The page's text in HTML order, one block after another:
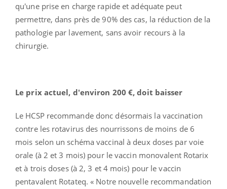
qu'une prise en charge rapide et adéquate peut
permettre, dans près de 90% des cas, la réduction de la
pathologie par lavement, sans avoir recours à la
chirurgie.
Le prix actuel, d'environ 200 €, doit baisser
Le HCSP recommande donc désormais la vaccination
contre les rotavirus des nourrissons de moins de 6
mois selon un schéma vaccinal à deux doses par voie
orale (à 2 et 3 mois) pour le vaccin monovalent Rotarix
et à trois doses (à 2, 3 et 4 mois) pour le vaccin
pentavalent Rotateq. « Notre nouvelle recommandation